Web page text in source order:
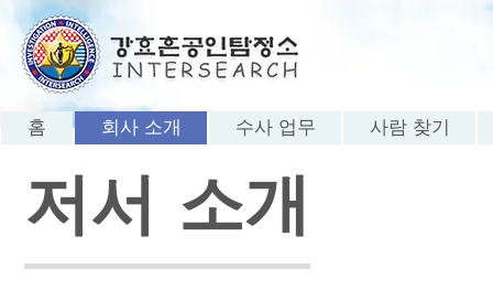
홈 회사 소개 수사 업무 사람 찾기
저서 소개